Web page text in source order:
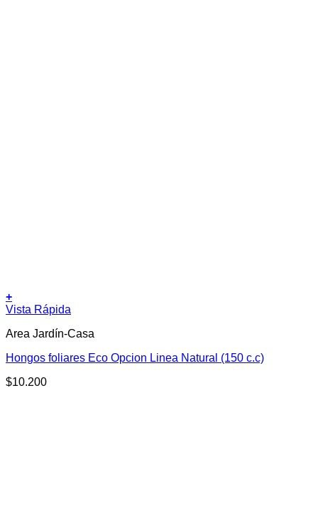
+
Vista Rápida
Area Jardín-Casa
Hongos foliares Eco Opcion Linea Natural (150 c.c)
$10.200